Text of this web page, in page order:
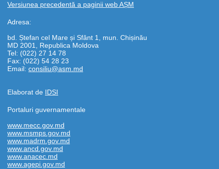
Versiunea precedentă a paginii web AȘM
Adresa:
bd. Ștefan cel Mare și Sfânt 1, mun. Chișinău
MD 2001, Republica Moldova
Tel: (022) 27 14 78
Fax: (022) 54 28 23
Email: consiliu@asm.md
Elaborat de IDSI
Portaluri guvernamentale
www.mecc.gov.md
www.msmps.gov.md
www.madrm.gov.md
www.ancd.gov.md
www.anacec.md
www.agepi.gov.md